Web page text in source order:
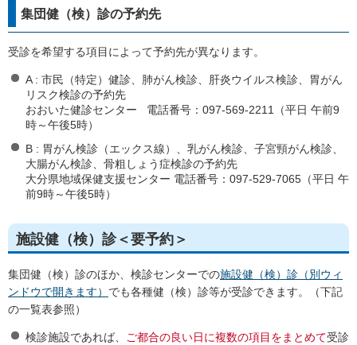
集団健（検）診の予約先
受診を希望する項目によって予約先が異なります。
A : 市民（特定）健診、肺がん検診、肝炎ウイルス検診、胃がん
リスク検診の予約先
おおいた健診センター 電話番号：097-569-2211（平日 午前9
時～午後5時）
B : 胃がん検診（エックス線）、乳がん検診、子宮頸がん検診、
大腸がん検診、骨粗しょう症検診の予約先
大分県地域保健支援センター 電話番号：097-529-7065（平日 午
前9時～午後5時）
施設健（検）診＜要予約＞
集団健（検）診のほか、検診センターでの施設健（検）診（別ウィ
ンドウで開きます） でも各種健（検）診等が受診できます。（下記
の一覧表参照）
検診施設であれば、 ご都合の良い日に複数の項目をまとめて受診